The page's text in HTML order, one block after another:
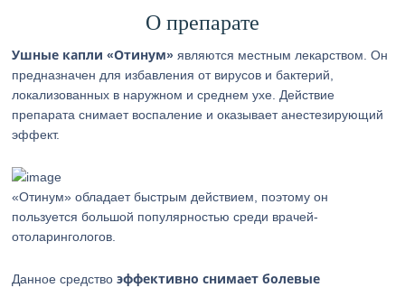
О препарате
Ушные капли «Отинум» являются местным лекарством. Он
предназначен для избавления от вирусов и бактерий,
локализованных в наружном и среднем ухе. Действие
препарата снимает воспаление и оказывает анестезирующий
эффект.
«Отинум» обладает быстрым действием, поэтому он
пользуется большой популярностью среди врачей-
отоларингологов.
Данное средствоэффективно снимает болевые